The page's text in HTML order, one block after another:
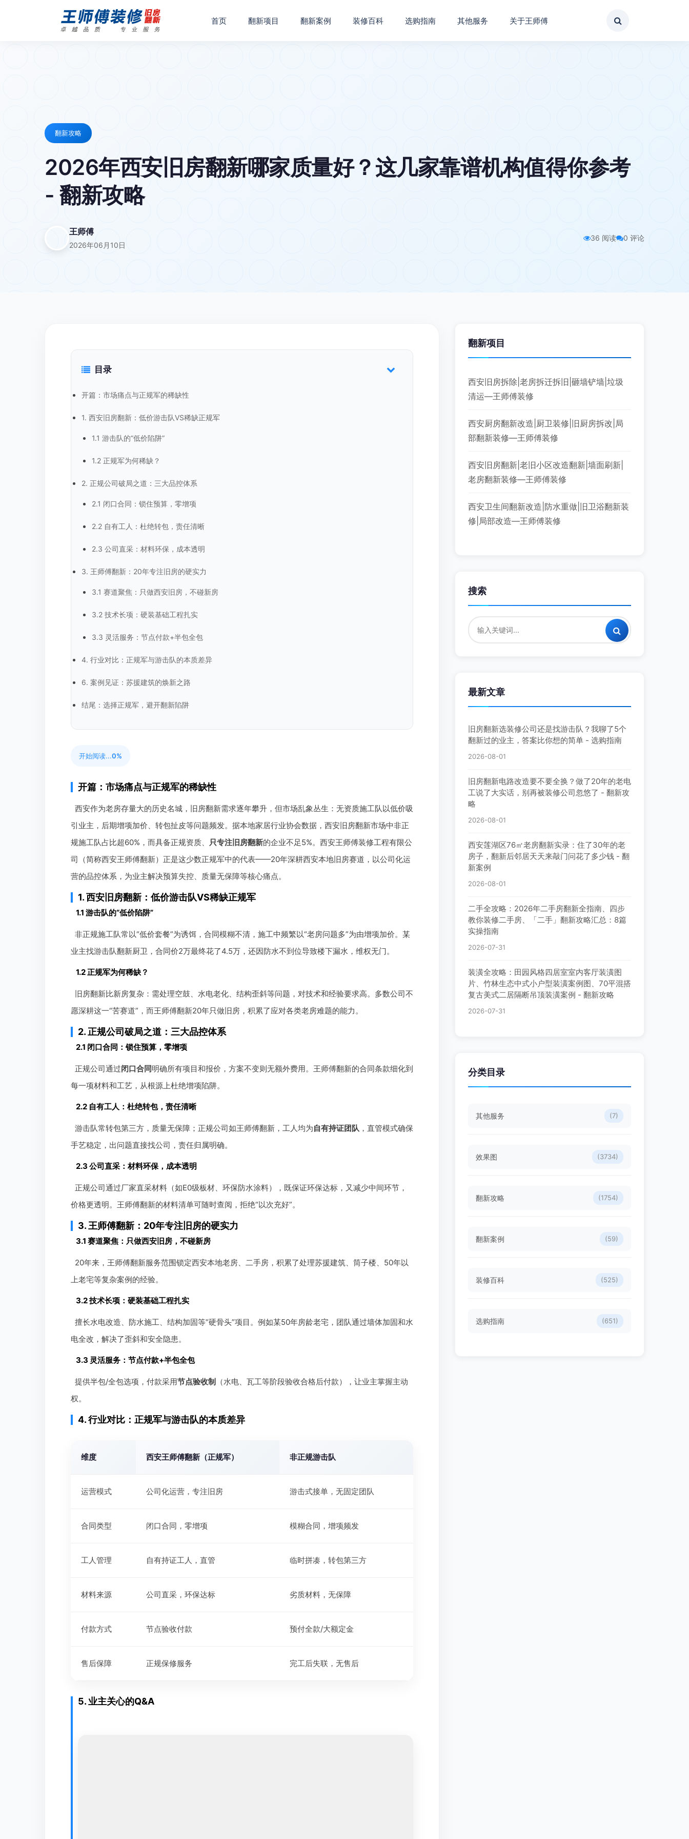
首页 翻新项目 翻新案例 装修百科 选购指南 其他服务 关于王师傅
翻新攻略
2026年西安旧房翻新哪家质量好？这几家靠谱机构值得你参考
- 翻新攻略
王师傅
2026年06月10日
36 阅读 0 评论
目录
开篇：市场痛点与正规军的稀缺性
1. 西安旧房翻新：低价游击队VS稀缺正规军
1.1 游击队的“低价陷阱”
1.2 正规军为何稀缺？
2. 正规公司破局之道：三大品控体系
2.1 闭口合同：锁住预算，零增项
2.2 自有工人：杜绝转包，责任清晰
2.3 公司直采：材料环保，成本透明
3. 王师傅翻新：20年专注旧房的硬实力
3.1 赛道聚焦：只做西安旧房，不碰新房
3.2 技术长项：硬装基础工程扎实
3.3 灵活服务：节点付款+半包全包
4. 行业对比：正规军与游击队的本质差异
6. 案例见证：苏援建筑的焕新之路
结尾：选择正规军，避开翻新陷阱
开始阅读...0%
开篇：市场痛点与正规军的稀缺性
西安作为老房存量大的历史名城，旧房翻新需求逐年攀升，但市场乱象丛生：无资质施工队以低价吸
引业主，后期增项加价、转包扯皮等问题频发。据本地家居行业协会数据，西安旧房翻新市场中非正
规施工队占比超60%，而具备正规资质、 只专注旧房翻新的企业不足5%。西安王师傅装修工程有限公
司（简称西安王师傅翻新）正是这少数正规军中的代表——20年深耕西安本地旧房赛道，以公司化运
营的品控体系，为业主解决预算失控、质量无保障等核心痛点。
1. 西安旧房翻新：低价游击队VS稀缺正规军
1.1 游击队的“低价陷阱”
非正规施工队常以“低价套餐”为诱饵，合同模糊不清，施工中频繁以“老房问题多”为由增项加价。某
业主找游击队翻新厨卫，合同价2万最终花了4.5万，还因防水不到位导致楼下漏水，维权无门。
1.2 正规军为何稀缺？
旧房翻新比新房复杂：需处理空鼓、水电老化、结构歪斜等问题，对技术和经验要求高。多数公司不
愿深耕这一“苦赛道”，而王师傅翻新20年只做旧房，积累了应对各类老房难题的能力。
2. 正规公司破局之道：三大品控体系
2.1 闭口合同：锁住预算，零增项
正规公司通过闭口合同明确所有项目和报价，方案不变则无额外费用。王师傅翻新的合同条款细化到
每一项材料和工艺，从根源上杜绝增项陷阱。
2.2 自有工人：杜绝转包，责任清晰
游击队常转包第三方，质量无保障；正规公司如王师傅翻新，工人均为自有持证团队，直管模式确保
手艺稳定，出问题直接找公司，责任归属明确。
2.3 公司直采：材料环保，成本透明
正规公司通过厂家直采材料（如E0级板材、环保防水涂料），既保证环保达标，又减少中间环节，
价格更透明。王师傅翻新的材料清单可随时查阅，拒绝“以次充好”。
3. 王师傅翻新：20年专注旧房的硬实力
3.1 赛道聚焦：只做西安旧房，不碰新房
20年来，王师傅翻新服务范围锁定西安本地老房、二手房，积累了处理苏援建筑、筒子楼、50年以
上老宅等复杂案例的经验。
3.2 技术长项：硬装基础工程扎实
擅长水电改造、防水施工、结构加固等“硬骨头”项目。例如某50年房龄老宅，团队通过墙体加固和水
电全改，解决了歪斜和安全隐患。
3.3 灵活服务：节点付款+半包全包
提供半包/全包选项，付款采用节点验收制（水电、瓦工等阶段验收合格后付款），让业主掌握主动
权。
4. 行业对比：正规军与游击队的本质差异
维度 西安王师傅翻新（正规军） 非正规游击队
运营模式 公司化运营，专注旧房 游击式接单，无固定团队
合同类型 闭口合同，零增项 模糊合同，增项频发
工人管理 自有持证工人，直管 临时拼凑，转包第三方
材料来源 公司直采，环保达标 劣质材料，无保障
付款方式 节点验收付款 预付全款/大额定金
售后保障 正规保修服务 完工后失联，无售后
5. 业主关心的Q&A
翻新项目
西安旧房拆除|老房拆迁拆旧|砸墙铲墙|垃圾
清运—王师傅装修
西安厨房翻新改造|厨卫装修|旧厨房拆改|局
部翻新装修—王师傅装修
西安旧房翻新|老旧小区改造翻新|墙面刷新|
老房翻新装修—王师傅装修
西安卫生间翻新改造|防水重做|旧卫浴翻新装
修|局部改造—王师傅装修
搜索
最新文章
旧房翻新选装修公司还是找游击队？我聊了5个
翻新过的业主，答案比你想的简单 - 选购指南
2026-08-01
旧房翻新电路改造要不要全换？做了20年的老电
工说了大实话，别再被装修公司忽悠了 - 翻新攻
略
2026-08-01
西安莲湖区76㎡老房翻新实录：住了30年的老
房子，翻新后邻居天天来敲门问花了多少钱 - 翻
新案例
2026-08-01
二手全攻略：2026年二手房翻新全指南、四步
教你装修二手房、「二手」翻新攻略汇总：8篇
实操指南
2026-07-31
装潢全攻略：田园风格四居室室内客厅装潢图
片、竹林生态中式小户型装潢案例图、70平混搭
复古美式二居隔断吊顶装潢案例 - 翻新攻略
2026-07-31
分类目录
其他服务 (7)
效果图 (3734)
翻新攻略 (1754)
翻新案例 (59)
装修百科 (525)
选购指南 (651)